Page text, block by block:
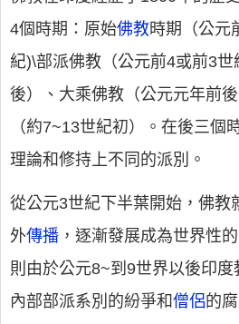
4個時期：原始佛教時期（公元
紀)\部派佛教（公元前4或前3
後）、大乘佛教（公元元年前
（約7~13世紀初）。在後三個
理論和修持上不同的派別。
從公元3世紀下半葉開始，佛教
外傳播 ，逐漸發展成為世界性
則由於公元8~到9世界以後印
內部部派系別的紛爭和僧侶的